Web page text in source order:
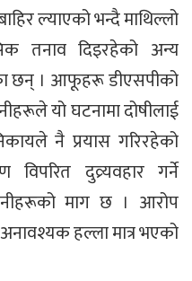
ल्याएको भन्दै माथिल्लो
तनाव दिइरहेको अन्य
छन् । आफूहरू डीएसपीको
यो घटनामा दोषीलाई
नै प्रयास गरिरहेको
दुव्र्यवहार गर्ने
माग छ । आरोप
हल्ला मात्र भएको